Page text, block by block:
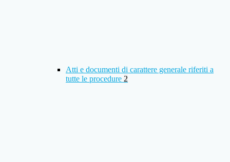
Atti e documenti di carattere generale riferiti a
tutte le procedure 2